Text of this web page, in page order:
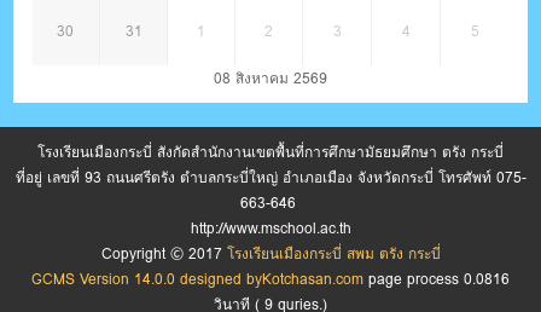
30 31 1 2 3 4 5
08 สิงหาคม 2569
โรงเรียนเมืองกระบี่ สังกัดสำนักงานเขตพื้นที่การศึกษามัธยมศึกษา ตรัง กระบี่
ที่อยู่ เลขที่ 93 ถนนศรีตรัง ตำบลกระบี่ใหญ่ อำเภอเมือง จังหวัดกระบี่ โทรศัพท์ 075-
663-646
http://www.mschool.ac.th
Copyright © 2017 โรงเรียนเมืองกระบี่ สพม ตรัง กระบี่
GCMS Version 14.0.0 designed byKotchasan.com page process 0.0816
วินาที ( 9 quries.)